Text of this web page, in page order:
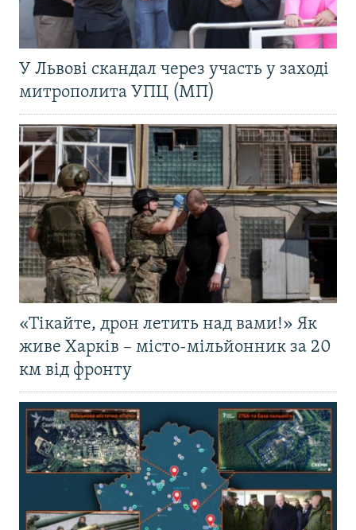
У Львові скандал через участь у заході
митрополита УПЦ (МП)
«Тікайте, дрон летить над вами!» Як
живе Харків – місто-мільйонник за 20
км від фронту